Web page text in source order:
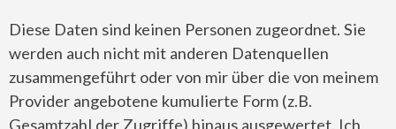
Diese Daten sind keinen Personen zugeordnet. Sie
werden auch nicht mit anderen Datenquellen
zusammengeführt oder von mir über die von meinem
Provider angebotene kumulierte Form (z.B.
Gesamtzahl der Zugriffe) hinaus ausgewertet. Ich